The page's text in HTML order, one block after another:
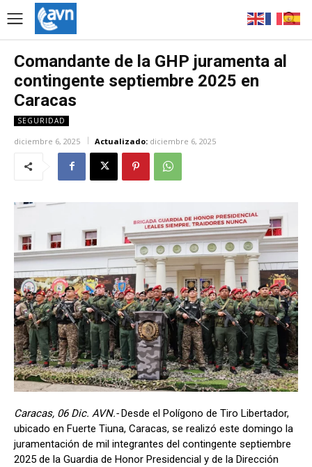
Comandante de la GHP juramenta al
contingente septiembre 2025 en
Caracas
SEGURIDAD
diciembre 6, 2025 Actualizado: diciembre 6, 2025
Caracas, 06 Dic. AVN.-Desde el Polígono de Tiro Libertador,
ubicado en Fuerte Tiuna, Caracas, se realizó este domingo la
juramentación de mil integrantes del contingente septiembre
2025 de la Guardia de Honor Presidencial y de la Dirección